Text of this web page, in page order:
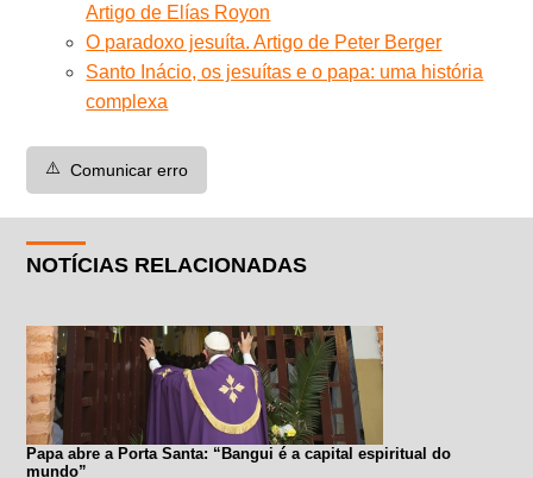
Artigo de Elías Royon
O paradoxo jesuíta. Artigo de Peter Berger
Santo Inácio, os jesuítas e o papa: uma história
complexa
⚠️ Comunicar erro
NOTÍCIAS RELACIONADAS
Papa abre a Porta Santa: “Bangui é a capital espiritual do
mundo”